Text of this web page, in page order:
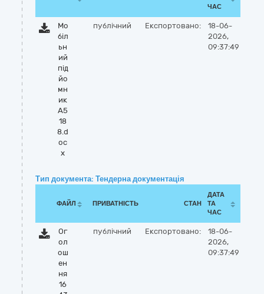
ЧАС
Мо
біл
ьн
ий
під
йо
мн
ик
А5
18
8.d
oc
x
публічний Експортовано:
18-06-
2026,
09:37:49
Тип документа: Тендерна документація
ФАЙЛ ПРИВАТНІСТЬ СТАН
ДАТА
ТА
ЧАС
Ог
ол
ош
ен
ня
16
публічний Експортовано:
18-06-
2026,
09:37:49